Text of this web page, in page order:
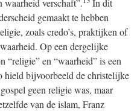
gemaakt te hebben
zoals credo’s, praktijken of
Op een dergelijke
“religie” en “waarheid” is een
hield bijvoorbeeld de christelijke
geen religie was, maar
van de islam, Franz